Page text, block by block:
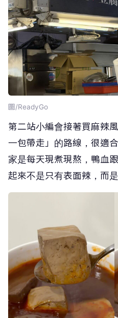
圖/ReadyGo
第二站小編會接著買麻辣
一包帶走」的路線，很適
家是每天現煮現熬，鴨血
起來不是只有表面辣，而